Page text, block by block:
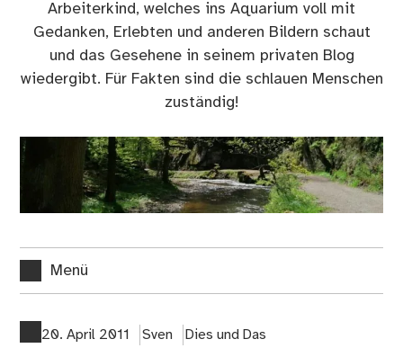
Arbeiterkind, welches ins Aquarium voll mit
Gedanken, Erlebten und anderen Bildern schaut
und das Gesehene in seinem privaten Blog
wiedergibt. Für Fakten sind die schlauen Menschen
zuständig!
Menü
20. April 2011 Sven Dies und Das